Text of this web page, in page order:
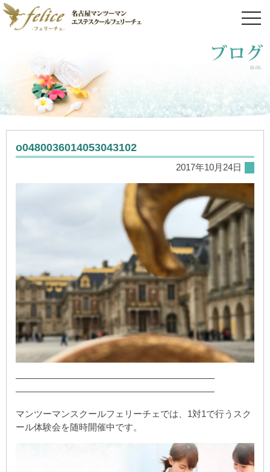
o0480036014053043102
2017年10月24日
——————————————————————
——————————————————————
マンツーマンスクールフェリーチェでは、1対1で行うスク
ール体験会を随時開催中です。